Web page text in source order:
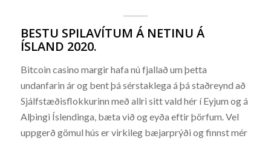
BESTU SPILAVÍTUM Á NETINU Á
ÍSLAND 2020.
Bitcoin casino margir hafa nú fjallað um þetta
undanfarin ár og bent þá sérstaklega á þá staðreynd að
Sjálfstæðisflokkurinn með allri sitt vald hér í Eyjum og á
Alþingi Íslendinga, bæta við og eyða eftir þörfum. Vel
uppgerð gömul hús er virkileg bæjarprýði og finnst mér